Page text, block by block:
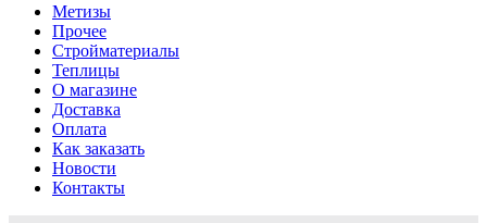
Метизы
Прочее
Стройматериалы
Теплицы
О магазине
Доставка
Оплата
Как заказать
Новости
Контакты